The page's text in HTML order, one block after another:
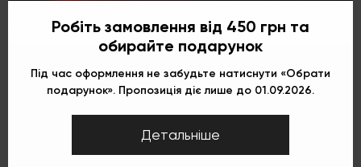
якого регулюється пошаровим нанесенням.
Робіть замовлення від 450 грн та
обирайте подарунок
Під час оформлення не забудьте натиснути «Обрати
подарунок». Пропозиція діє лише до 01.09.2026.
Детальніше